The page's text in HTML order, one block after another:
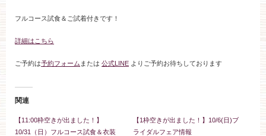
お問い合わせ
フルコース試食＆ご試着付きです！
詳細はこちら
ご予約は予約フォーム または 公式LINE よりご予約お待ちしております
関連
【11:00枠空きが出ました！】
10/31（日）フルコース試食＆衣装
【1枠空きが出ました！】10/6(日)ブ
ライダルフェア情報